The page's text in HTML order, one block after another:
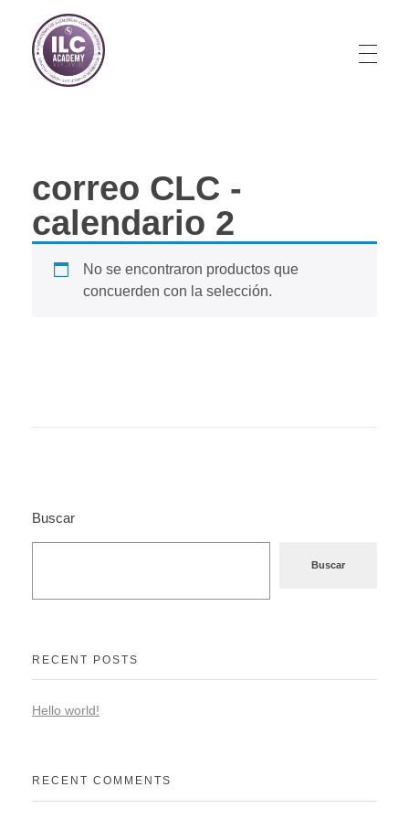
correo CLC -
calendario 2
No se encontraron productos que
concuerden con la selección.
Buscar
Buscar
RECENT POSTS
Hello world!
RECENT COMMENTS